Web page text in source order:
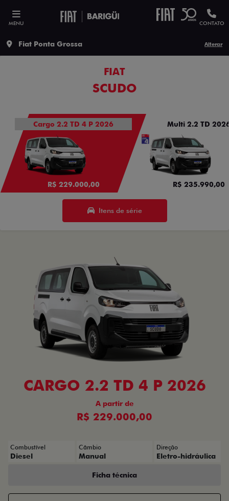
MENU CONTATO
Fiat Ponta Grossa Alterar
FIAT
SCUDO
Cargo 2.2 TD 4 P 2026
R$ 229.000,00
Multi 2.2 TD
R$ 235.990,00
Itens de série
CARGO 2.2 TD 4 P 2026
A partir de
R$ 229.000,00
Combustível
Diesel
Câmbio
Manual
Direção
Eletro-hidráulica
Ficha técnica